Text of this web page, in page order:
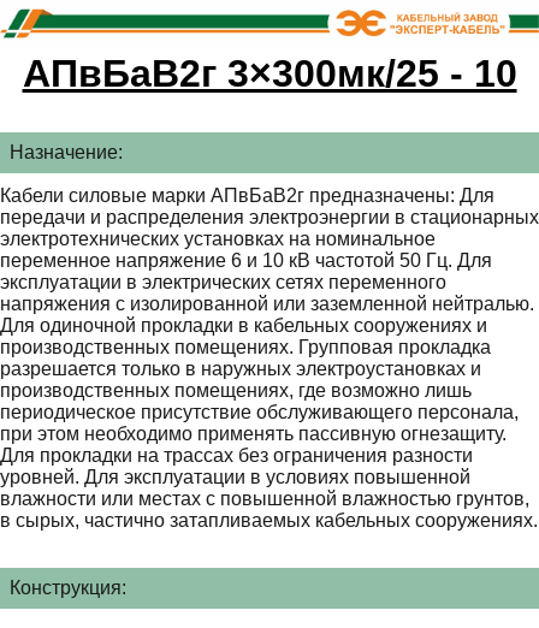
АПвБаВ2г 3×300мк/25 - 10
Назначение:
Кабели силовые марки АПвБаВ2г предназначены: Для
передачи и распределения электроэнергии в стационарных
электротехнических установках на номинальное
переменное напряжение 6 и 10 кВ частотой 50 Гц. Для
эксплуатации в электрических сетях переменного
напряжения с изолированной или заземленной нейтралью.
Для одиночной прокладки в кабельных сооружениях и
производственных помещениях. Групповая прокладка
разрешается только в наружных электроустановках и
производственных помещениях, где возможно лишь
периодическое присутствие обслуживающего персонала,
при этом необходимо применять пассивную огнезащиту.
Для прокладки на трассах без ограничения разности
уровней. Для эксплуатации в условиях повышенной
влажности или местах с повышенной влажностью грунтов,
в сырых, частично затапливаемых кабельных сооружениях.
Конструкция: